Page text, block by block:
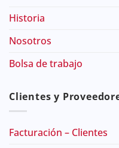
Historia
Nosotros
Bolsa de trabajo
Clientes y
Facturación – Clientes